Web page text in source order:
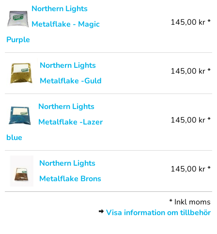
Northern Lights
Metalflake - Magic
Purple
145,00 kr *
Northern Lights
Metalflake -Guld
145,00 kr *
Northern Lights
Metalflake -Lazer
blue
145,00 kr *
Northern Lights
Metalflake Brons
145,00 kr *
* Inkl moms
Visa information om tillbehör